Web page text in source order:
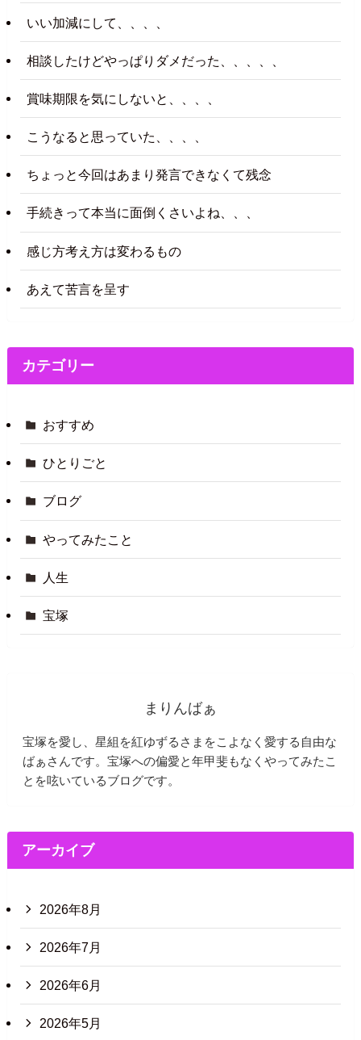
いい加減にして、、、、
相談したけどやっぱりダメだった、、、、、
賞味期限を気にしないと、、、、
こうなると思っていた、、、、
ちょっと今回はあまり発言できなくて残念
手続きって本当に面倒くさいよね、、、
感じ方考え方は変わるもの
あえて苦言を呈す
カテゴリー
おすすめ
ひとりごと
ブログ
やってみたこと
人生
宝塚
まりんばぁ
宝塚を愛し、星組を紅ゆずるさまをこよなく愛する自由な
ばぁさんです。宝塚への偏愛と年甲斐もなくやってみたこ
とを呟いているブログです。
アーカイブ
2026年8月
2026年7月
2026年6月
2026年5月